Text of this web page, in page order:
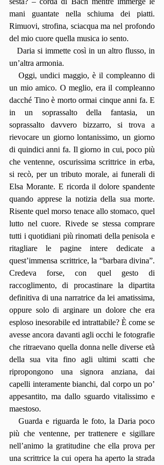
mani guantate nella schiuma dei piatti.
Rimuovi, strofina, sciacqua ma nel profondo
del mio cuore quella musica io sento.
Daria si immette così in un altro flusso, in
un’altra armonia.
Oggi, undici maggio, è il compleanno di
un mio amico. O meglio, era il compleanno
dacché Tino è morto ormai cinque anni fa. E
in un soprassalto della fantasia, un
soprassalto davvero bizzarro, si trova a
rievocare un giorno lontanissimo, un giorno
di quindici anni fa. Il giorno in cui, poco più
che ventenne, oscurissima scrittrice in erba,
si recò, per un tributo morale, ai funerali di
Elsa Morante. E ricorda il dolore spandente
quando apprese la notizia della sua morte.
Risente quel morso tenace allo stomaco, quel
lutto nel cuore. Rivede se stessa comprare
tutti i quotidiani più rinomati della penisola e
ritagliare le pagine intere dedicate a
quest’immensa scrittrice, la “barbara divina”.
Credeva forse, con quel gesto di
raccoglimento, di procastinare la dipartita
definitiva di una narratrice da lei amatissima,
oppure solo di arginare un dolore che era
esploso inesorabile ed intrattabile? È come se
avesse ancora davanti agli occhi le fotografie
che ritraevano quella donna nelle diverse età
della sua vita fino agli ultimi scatti che
ripropongono una signora anziana, dai
capelli interamente bianchi, dal corpo un po’
appesantito, ma dallo sguardo vitalissimo e
maestoso.
Guarda e riguarda le foto, la Daria poco
più che ventenne, per trattenere e sigillare
nell’animo la gratitudine che ella prova per
una scrittrice la cui opera ha aperto la strada